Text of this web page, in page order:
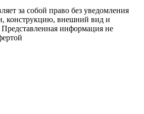
за собой право без уведомления
конструкцию, внешний вид и
информация не